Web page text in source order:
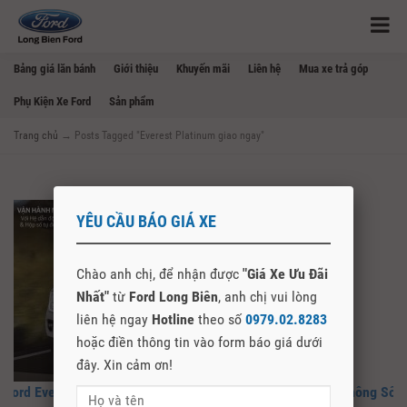
Bảng giá lăn bánh Giới thiệu Khuyến mãi Liên hệ Mua xe trả góp
Phụ Kiện Xe Ford Sản phẩm
Trang chủ → Posts Tagged "Everest Platinum giao ngay"
Ford Everest Platinum 2.0L 4×2 AT 2026 Giá Bao Nhiêu? Thông Số
YÊU CẦU BÁO GIÁ XE
Chào anh chị, để nhận được "Giá Xe Ưu Đãi
Nhất" từ Ford Long Biên, anh chị vui lòng
liên hệ ngay Hotline theo số 0979.02.8283
hoặc điền thông tin vào form báo giá dưới
đây. Xin cảm ơn!